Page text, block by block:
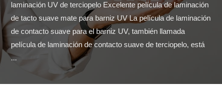
laminación UV de terciopelo Excelente película de laminación
de tacto suave mate para barniz UV La película de laminación
de contacto suave para el barniz UV, también llamada
película de laminación de contacto suave de terciopelo, está
...